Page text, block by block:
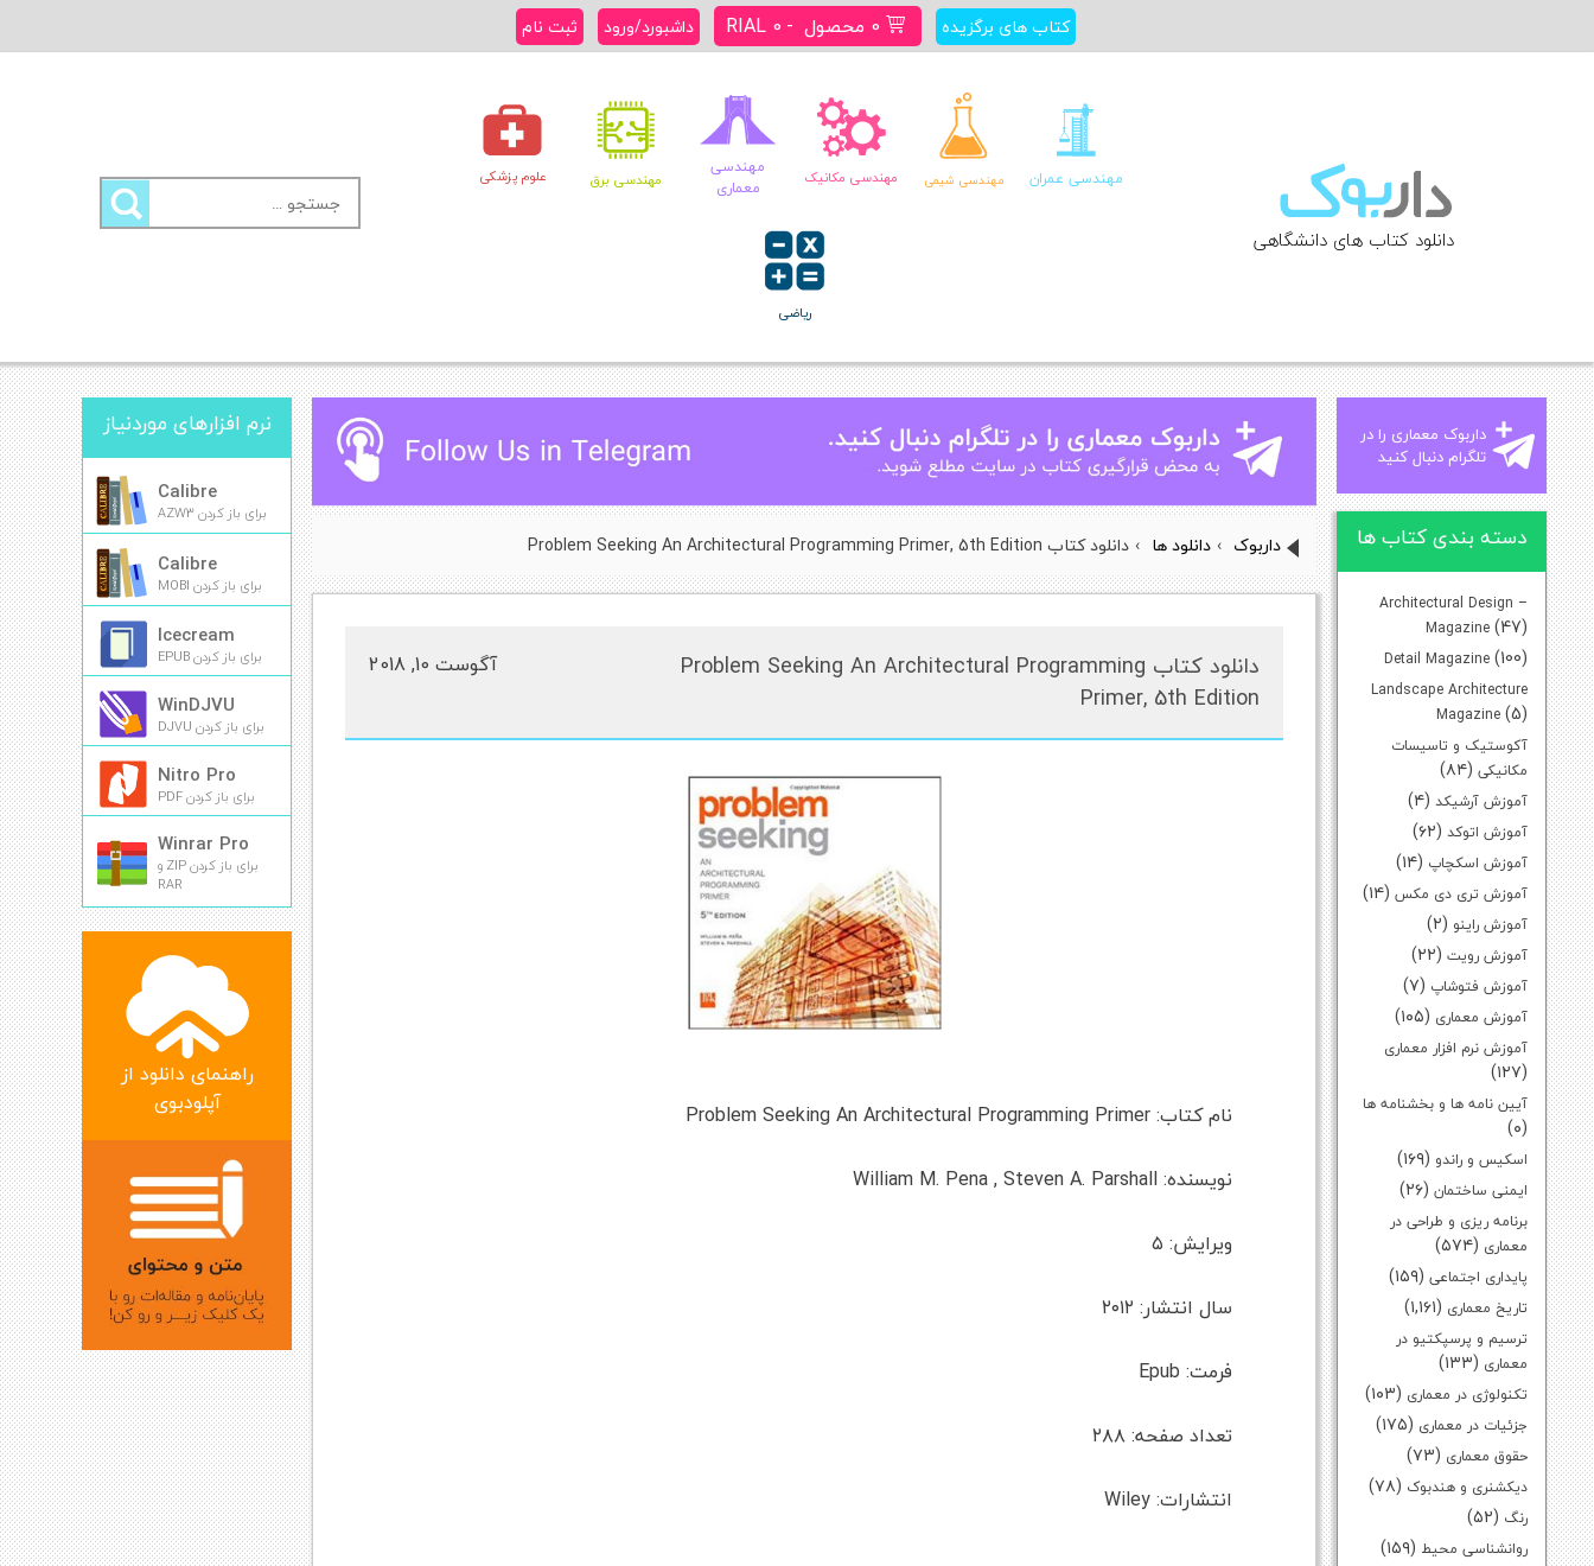
کتاب های برگزیده 0 محصول RIAL 0 داشبورد/ورود ثبت نام
دانلود کتاب های دانشگاهی
مهندسی عمران مهندسی شیمی مهندسی مکانیک
مهندسی
معماری
مهندسی برق علوم پزشکی
ریاضی
جستجو
برای:
داربوک معماری را در
تلگرام دنبال کنید
دسته بندی کتاب ها
Architectural Design –
Magazine(47)
Detail Magazine(100)
Landscape Architecture
Magazine(5)
آکوستیک و تاسیسات
مکانیکی (۸۴)
آموزش آرشیکد (۴)
آموزش اتوکد (۶۲)
آموزش اسکچاپ (۱۴)
آموزش تری دی مکس (۱۴)
آموزش راینو (۲)
آموزش رویت (۲۲)
آموزش فتوشاپ (۷)
آموزش معماری (۱۰۵)
آموزش نرم افزار معماری
(۱۲۷)
آیین نامه ها و بخشنامه ها
(۰)
اسکیس و راندو (۱۶۹)
ایمنی ساختمان (۲۶)
برنامه ریزی و طراحی در
معماری (۵۷۴)
پایداری اجتماعی (۱۵۹)
تاریخ معماری (۱,۱۶۱)
ترسیم و پرسپکتیو در
معماری (۱۳۳)
تکنولوژی در معماری (۱۰۳)
جزئیات در معماری (۱۷۵)
حقوق معماری (۷۳)
دیکشنری و هندبوک (۷۸)
رنگ (۵۲)
روانشناسی محیط (۱۵۹)
داربوک › دانلود ها › دانلود کتاب Problem Seeking An Architectural Programming Primer, 5th Edition
دانلود کتاب Problem Seeking An Architectural Programming
Primer, 5th Edition
آگوست 10, 2018
نام کتاب: Problem Seeking An Architectural Programming Primer
نویسنده:
William M. Pena,Steven A. Parshall
ویرایش: ۵
سال انتشار: ۲۰۱۲
فرمت: Epub
تعداد صفحه: ۲۸۸
انتشارات: Wiley
نرم افزارهای موردنیاز
Calibre
برای باز کردن AZW3
Calibre
برای باز کردن MOBI
Icecream
برای باز کردن EPUB
WinDJVU
برای باز کردن DJVU
Nitro Pro
برای باز کردن PDF
Winrar Pro
برای باز کردن ZIP و
RAR
راهنمای دانلود از
آپلودبوی